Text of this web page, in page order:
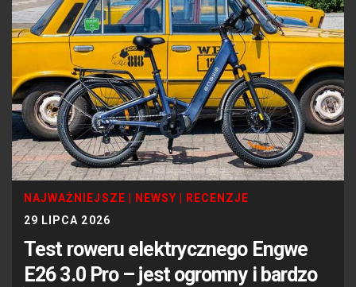
NAJWAŻNIEJSZE NEWSY
RECENZJE
29 LIPCA 2026
Test roweru elektrycznego Engwe
E26 3.0 Pro – jest ogromny i bardzo